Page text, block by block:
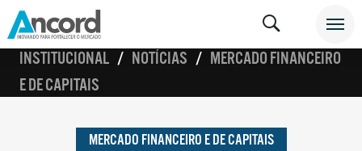
INSTITUCIONAL NOTÍCIAS
MERCADO FINANCEIRO
E DE CAPITAIS
MERCADO FINANCEIRO E DE CAPITAIS